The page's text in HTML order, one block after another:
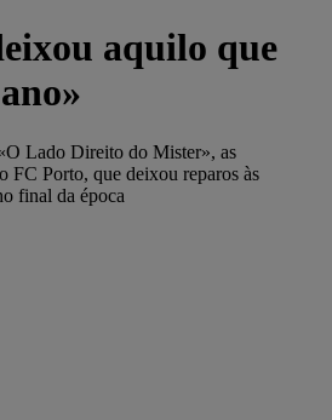
aquilo que
Lado Direito do Mister», as
FC Porto, que deixou reparos às
final da época